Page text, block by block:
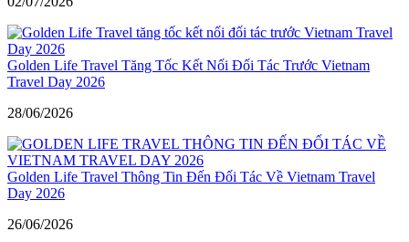
Golden Life Travel Tăng Tốc Kết Nối Đối Tác Trước Vietnam
Travel Day 2026
28/06/2026
Golden Life Travel Thông Tin Đến Đối Tác Về Vietnam Travel
Day 2026
26/06/2026